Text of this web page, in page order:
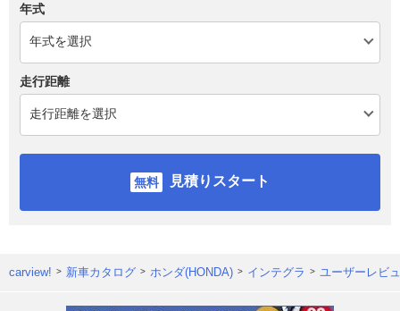
年式
走行距離
見積りスタート
carview! 新車カタログ ホンダ(HONDA) インテグラ ユーザーレビ